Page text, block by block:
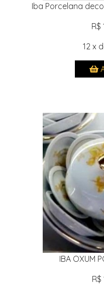
Iba Porcelana
R$
12 x
IBA OXUM
R$